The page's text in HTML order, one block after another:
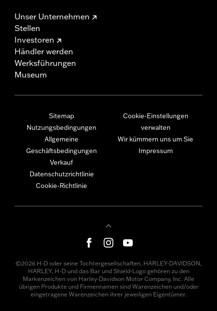
Unser Unternehmen
Stellen
Investoren
Händler werden
Werksführungen
Museum
Sitemap
Nutzungsbedingungen
Allgemeine
Geschäftsbedingungen
Verkauf
Datenschutzrichtlinie
Cookie-Richtlinie
Cookie-Einstellungen
verwalten
Wir kümmern uns um Sie
Impressum
©2026 H-D oder seine Tochtergesellschaften. HARLEY-DAVIDSON,
HARLEY, H-D und das Bar und Shield-Logo gehören zu den
Markenzeichen von Harley-Davidson Motor Company, Inc. Alle
übrigen Produkte und Firmennamen sind Warenzeichen und/oder
eingetragene Warenzeichen ihrer jeweiligen Eigentümer.